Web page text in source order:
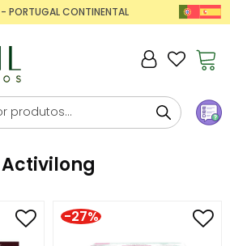
PORTUGAL CONTINENTAL
Activilong
-27%